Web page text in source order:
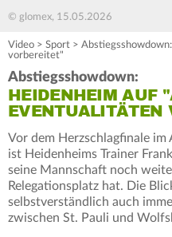
© glomex, 15.05.2026
Video > Sport >
vorbereitet"
Abstiegsshowdown:
HEIDENHEIM AUF
EVENTUALITÄTEN
Vor dem Herzschlagfinale im
ist Heidenheims Trainer
seine Mannschaft noch
Relegationsplatz hat. Die
selbstverständlich auch
zwischen St. Pauli und